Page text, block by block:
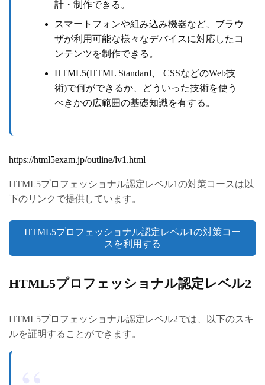
計・制作できる。
スマートフォンや組み込み機器など、ブラウ
ザが利用可能な様々なデバイスに対応したコ
ンテンツを制作できる。
HTML5(HTML Standard、 CSSなどのWeb技
術)で何ができるか、どういった技術を使う
べきかの広範囲の基礎知識を有する。
https://html5exam.jp/outline/lv1.html
HTML5プロフェッショナル認定レベル1の対策コースは以
下のリンクで提供しています。
HTML5プロフェッショナル認定レベル1の対策コー
スを利用する
HTML5プロフェッショナル認定レベル2
HTML5プロフェッショナル認定レベル2では、以下のスキ
ルを証明することができます。